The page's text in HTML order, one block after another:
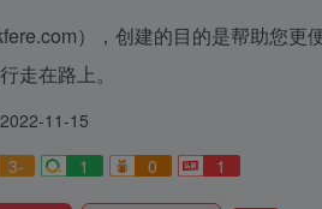
），创建的目的是帮助您更
走在路上。
2022-11-15
3- 1 0 1